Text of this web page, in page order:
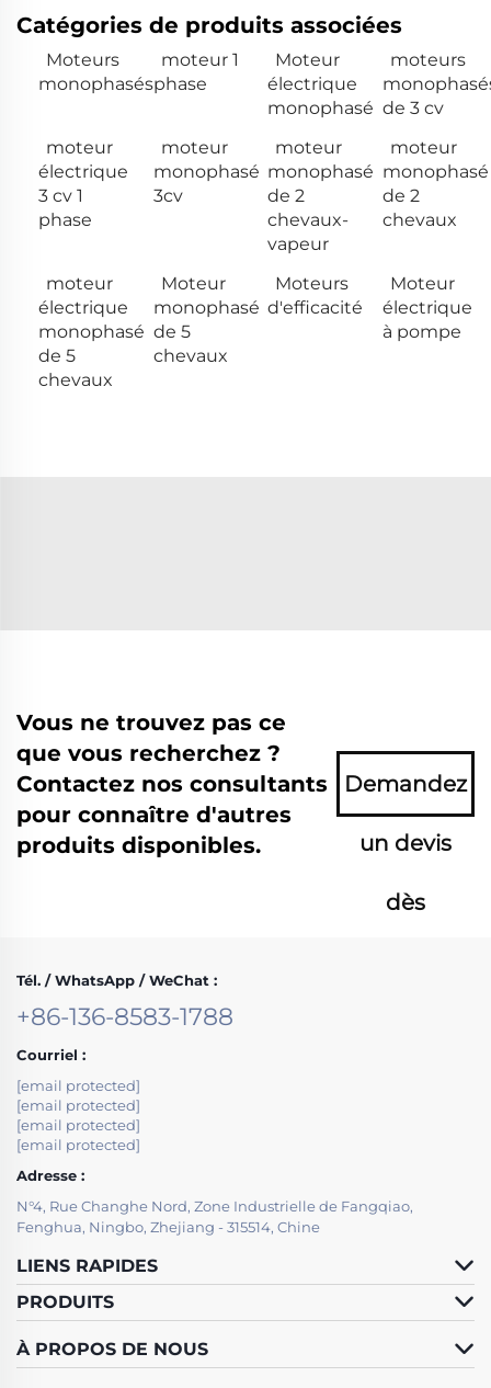
Catégories de produits associées
Moteurs
monophasés
moteur 1
phase
Moteur
électrique
monophasé
moteurs
de 3 cv
moteur
électrique
3 cv 1
phase
moteur
monophasé
3cv
moteur
monophasé
de 2
chevaux-
vapeur
moteur
monophasé
de 2
chevaux
moteur
électrique
monophasé
de 5
chevaux
Moteur
monophasé
de 5
chevaux
Moteurs
d'efficacité
Moteur
électrique
à pompe
Vous ne trouvez pas ce
que vous recherchez ?
Contactez nos consultants
pour connaître d'autres
produits disponibles.
Demandez
un devis
dès
Tél. / WhatsApp / WeChat :
+86-136-8583-1788
Courriel :
[email protected]
[email protected]
[email protected]
[email protected]
Adresse :
N°4, Rue Changhe Nord, Zone Industrielle de Fangqiao,
Fenghua, Ningbo, Zhejiang - 315514, Chine
LIENS RAPIDES
PRODUITS
À PROPOS DE NOUS